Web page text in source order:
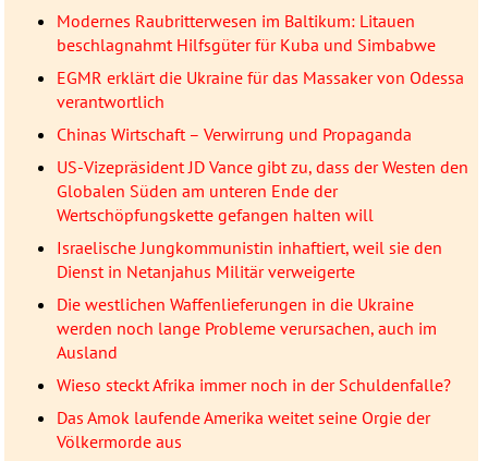
Modernes Raubritterwesen im Baltikum: Litauen
beschlagnahmt Hilfsgüter für Kuba und Simbabwe
EGMR erklärt die Ukraine für das Massaker von Odessa
verantwortlich
Chinas Wirtschaft – Verwirrung und Propaganda
US-Vizepräsident JD Vance gibt zu, dass der Westen den
Globalen Süden am unteren Ende der
Wertschöpfungskette gefangen halten will
Israelische Jungkommunistin inhaftiert, weil sie den
Dienst in Netanjahus Militär verweigerte
Die westlichen Waffenlieferungen in die Ukraine
werden noch lange Probleme verursachen, auch im
Ausland
Wieso steckt Afrika immer noch in der Schuldenfalle?
Das Amok laufende Amerika weitet seine Orgie der
Völkermorde aus